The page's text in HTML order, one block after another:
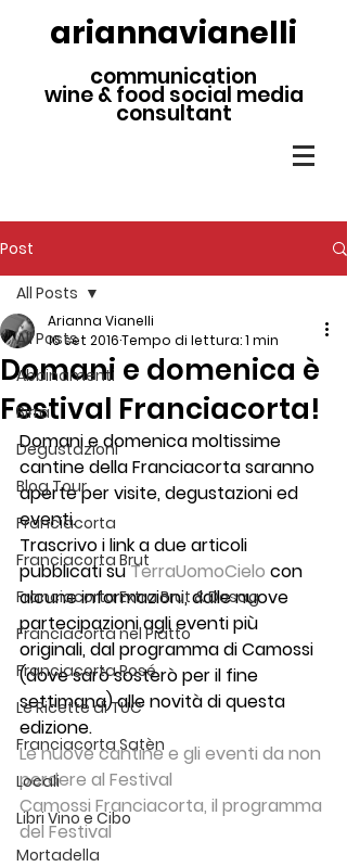
ariannavianelli
communication
wine & food social media
consultant
Post
All Posts
Abbinamenti
Birra
Degustazioni
Blog Tour
Franciacorta
Franciacorta Brut
Franciacorta Extra Brut & Dosag
Franciacorta nel Piatto
Franciacorta Rosé
Le Ricette di TUC
Franciacorta Satèn
Locali
Libri Vino e Cibo
Mortadella
All Posts
Domani e domenica è
Festival Franciacorta!
Arianna Vianelli
16 set 2016Tempo di lettura: 1 min
Domani e domenica moltissime
cantine della Franciacorta saranno
aperte per visite, degustazioni ed
eventi.
Trascrivo i link a due articoli
pubblicati su TerraUomoCielo con
alcune informazioni, dalle nuove
partecipazioni agli eventi più
originali, dal programma di Camossi
(dove sarò sosterò per il fine
settimana) alle novità di questa
edizione.
Le nuove cantine e gli eventi da non
perdere al Festival
Camossi Franciacorta, il programma
del Festival